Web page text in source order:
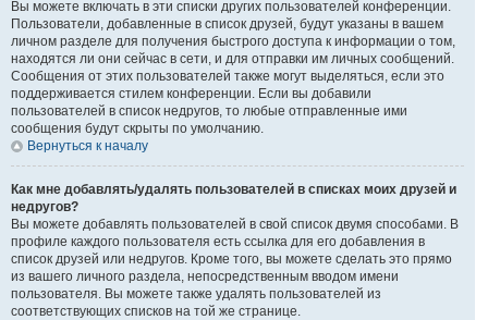
Вы можете включать в эти списки других пользователей конференции.
Пользователи, добавленные в список друзей, будут указаны в вашем
личном разделе для получения быстрого доступа к информации о том,
находятся ли они сейчас в сети, и для отправки им личных сообщений.
Сообщения от этих пользователей также могут выделяться, если это
поддерживается стилем конференции. Если вы добавили
пользователей в список недругов, то любые отправленные ими
сообщения будут скрыты по умолчанию.
Вернуться к началу
Как мне добавлять/удалять пользователей в списках моих друзей и
недругов?
Вы можете добавлять пользователей в свой список двумя способами. В
профиле каждого пользователя есть ссылка для его добавления в
список друзей или недругов. Кроме того, вы можете сделать это прямо
из вашего личного раздела, непосредственным вводом имени
пользователя. Вы можете также удалять пользователей из
соответствующих списков на той же странице.